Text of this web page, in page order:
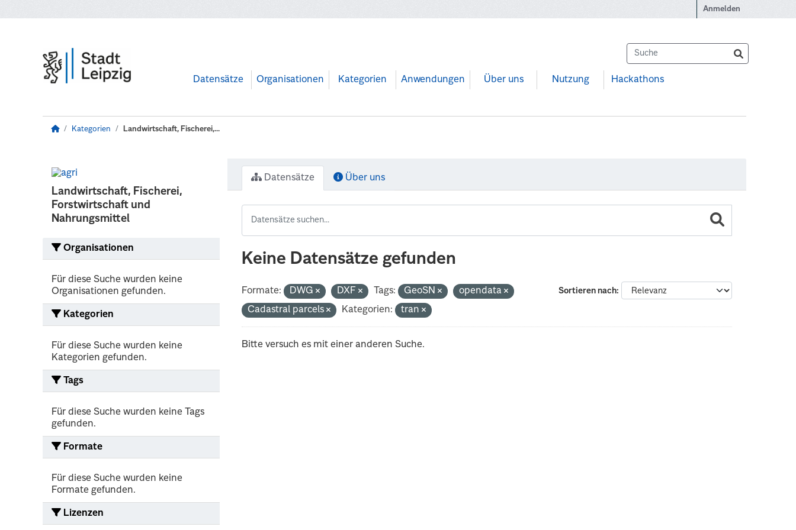
Anmelden
Datensätze Organisationen Kategorien Anwendungen Über uns Nutzung Hackathons
Kategorien Landwirtschaft, Fischerei,...
Landwirtschaft, Fischerei,
Forstwirtschaft und
Nahrungsmittel
Organisationen
Für diese Suche wurden keine
Organisationen gefunden.
Kategorien
Für diese Suche wurden keine
Kategorien gefunden.
Tags
Für diese Suche wurden keine Tags
gefunden.
Formate
Für diese Suche wurden keine
Formate gefunden.
Lizenzen
Datensätze Über uns
Keine Datensätze gefunden
Sortieren nach
Formate: DWG DXF Tags: GeoSN
opendata
Cadastral parcels
Kategorien: tran
Bitte versuch es mit einer anderen Suche.